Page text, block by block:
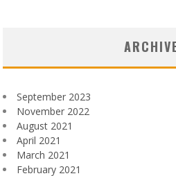
September 2023
November 2022
August 2021
April 2021
March 2021
February 2021